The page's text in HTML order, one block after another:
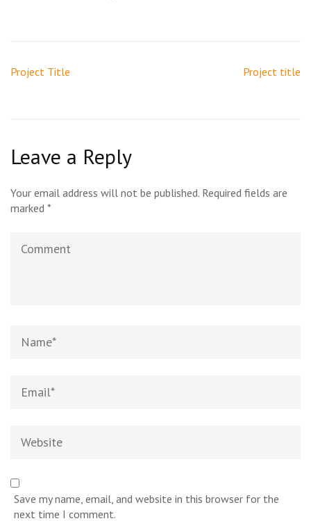
Project Title Project title
Leave a Reply
Your email address will not be published. Required fields are
marked *
Save my name, email, and website in this browser for the
next time I comment.